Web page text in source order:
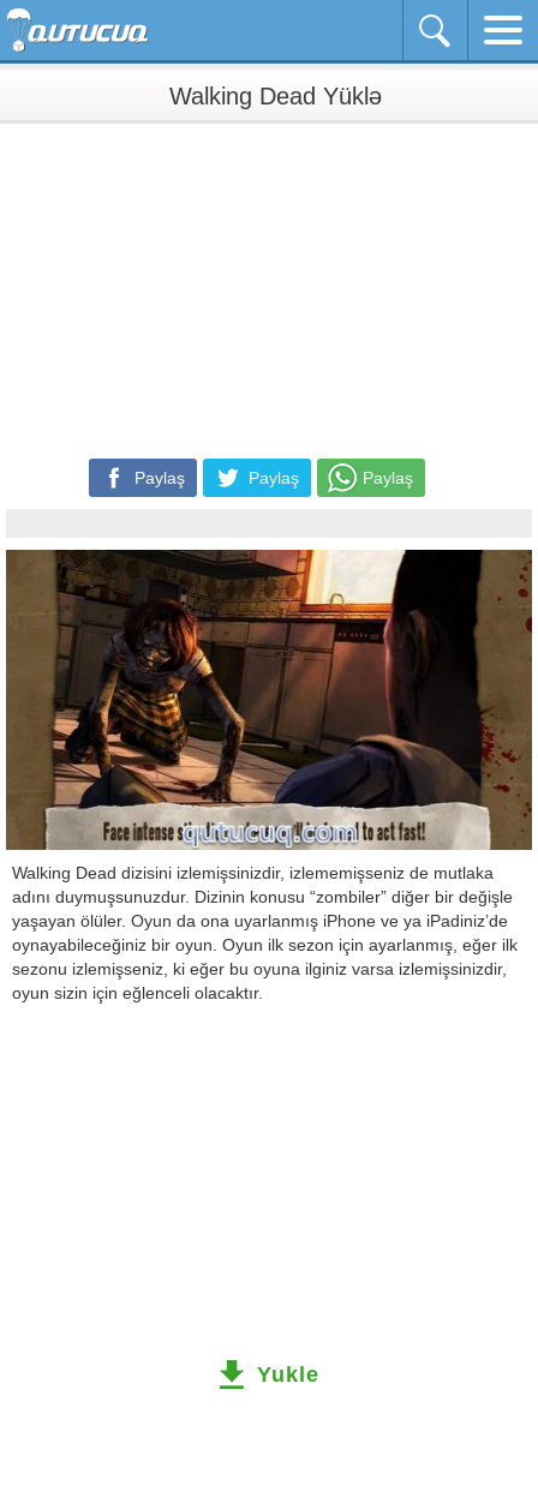
Walking Dead Yüklə
Paylaş Paylaş Paylaş
Walking Dead dizisini izlemişsinizdir, izlememişseniz de mutlaka
adını duymuşsunuzdur. Dizinin konusu “zombiler” diğer bir değişle
yaşayan ölüler. Oyun da ona uyarlanmış iPhone ve ya iPadiniz’de
oynayabileceğiniz bir oyun. Oyun ilk sezon için ayarlanmış, eğer ilk
sezonu izlemişseniz, ki eğer bu oyuna ilginiz varsa izlemişsinizdir,
oyun sizin için eğlenceli olacaktır.
Yukle